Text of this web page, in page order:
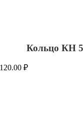
Кольцо КН
120.00₽